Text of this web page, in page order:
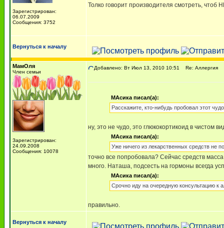
Зарегистрирован:
06.07.2009
Сообщения: 3752
Толко говорит производителя смотреть, чтоб
Вернуться к началу
МамОля
Член семьи
Зарегистрирован:
24.09.2008
Сообщения: 10078
Добавлено: Вт Июл 13, 2010 10:51 Re: Аллергия
МАсика писал(а):
Расскажите, кто-нибудь пробовал этот
ну, это не чудо, это глюкокортикоид в чистом
МАсика писал(а):
Уже ничего из лекарственных средств не
точно все попробовала? Сейчас средств
много. Наташа, подсесть на гормоны всегда
МАсика писал(а):
Срочно иду на очередную консультацию к
правильно.
Вернуться к началу